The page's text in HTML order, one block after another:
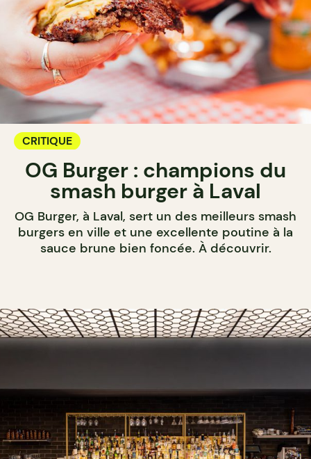
CRITIQUE
OG Burger : champions du
smash burger à Laval
OG Burger, à Laval, sert un des meilleurs smash
burgers en ville et une excellente poutine à la
sauce brune bien foncée. À découvrir.